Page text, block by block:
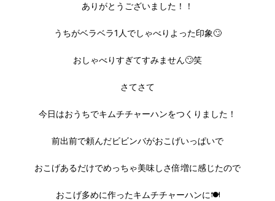
ありがとうございました！！
うちがベラベラ1人でしゃべりよった印象🙄
おしゃべりすぎてすみません🙄笑
さてさて
今日はおうちでキムチチャーハンをつくりました！
前出前で頼んだビビンバがおこげいっぱいで
おこげあるだけでめっちゃ美味しさ倍増に感じたので
おこげ多めに作ったキムチチャーハンに🍽